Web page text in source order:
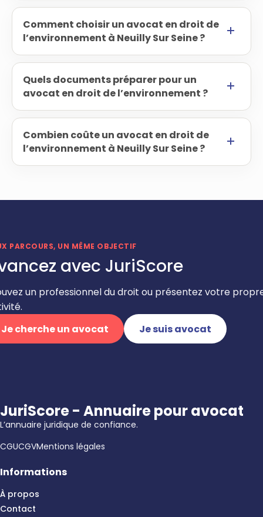
Comment choisir un avocat en droit de
l’environnement à Neuilly Sur Seine ?
Quels documents préparer pour un
avocat en droit de l’environnement ?
Combien coûte un avocat en droit de
l’environnement à Neuilly Sur Seine ?
PARCOURS, UN MÊME OBJECTIF
avec JuriScore
un professionnel du droit ou présentez votre
Je cherche un avocat
Je suis avocat
JuriScore - Annuaire pour avocat
L’annuaire juridique de confiance.
CGUCGVMentions légales
Informations
À propos
Contact